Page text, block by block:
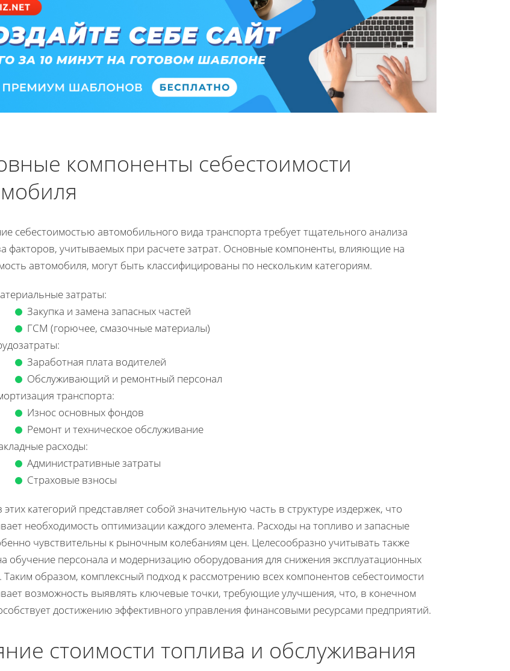
компоненты себестоимости
себестоимостью автомобильного вида транспорта требует тщательного анализа
факторов, учитываемых при расчете затрат. Основные компоненты, влияющие на
автомобиля, могут быть классифицированы по нескольким категориям.
затраты:
Закупка и замена запасных частей
ГСМ (горючее, смазочные материалы)
Заработная плата водителей
Обслуживающий и ремонтный персонал
транспорта:
Износ основных фондов
Ремонт и техническое обслуживание
расходы:
Административные затраты
Страховые взносы
этих категорий представляет собой значительную часть в структуре издержек, что
необходимость оптимизации каждого элемента. Расходы на топливо и запасные
чувствительны к рыночным колебаниям цен. Целесообразно учитывать также
обучение персонала и модернизацию оборудования для снижения эксплуатационных
Таким образом, комплексный подход к рассмотрению всех компонентов себестоимости
возможность выявлять ключевые точки, требующие улучшения, что, в конечном
достижению эффективного управления финансовыми ресурсами предприятий.
стоимости топлива и обслуживания